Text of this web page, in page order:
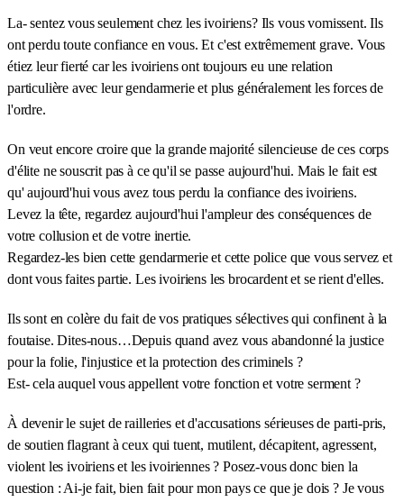
La- sentez vous seulement chez les ivoiriens? Ils vous vomissent. Ils
ont perdu toute confiance en vous. Et c'est extrêmement grave. Vous
étiez leur fierté car les ivoiriens ont toujours eu une relation
particulière avec leur gendarmerie et plus généralement les forces de
l'ordre.
On veut encore croire que la grande majorité silencieuse de ces corps
d'élite ne souscrit pas à ce qu'il se passe aujourd'hui. Mais le fait est
qu' aujourd'hui vous avez tous perdu la confiance des ivoiriens.
Levez la tête, regardez aujourd'hui l'ampleur des conséquences de
votre collusion et de votre inertie.
Regardez-les bien cette gendarmerie et cette police que vous servez et
dont vous faites partie. Les ivoiriens les brocardent et se rient d'elles.
Ils sont en colère du fait de vos pratiques sélectives qui confinent à la
foutaise. Dites-nous…Depuis quand avez vous abandonné la justice
pour la folie, l'injustice et la protection des criminels ?
Est- cela auquel vous appellent votre fonction et votre serment ?
À devenir le sujet de railleries et d'accusations sérieuses de parti-pris,
de soutien flagrant à ceux qui tuent, mutilent, décapitent, agressent,
violent les ivoiriens et les ivoiriennes ? Posez-vous donc bien la
question : Ai-je fait, bien fait pour mon pays ce que je dois ? Je vous